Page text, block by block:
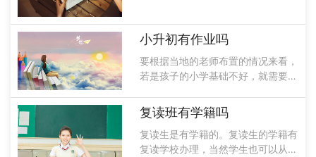
的学生层次差异是比较大的，中等以
及以下的学生容易出现跟不上的现
初中较好，......
小升初有作业吗
要根据当地的老师布置的情况来看，
若是孩子的小学基础不好，就需要把
以后的学习也是特别重要的，只有小
学基础打好才能够更好的学习初中的
内容，在学习辅导方面家长可以给孩
子进行辅......
复读班有学籍吗
复读生是有学籍的。复读生的学籍有
复读学校办理，当然学生也可以从原